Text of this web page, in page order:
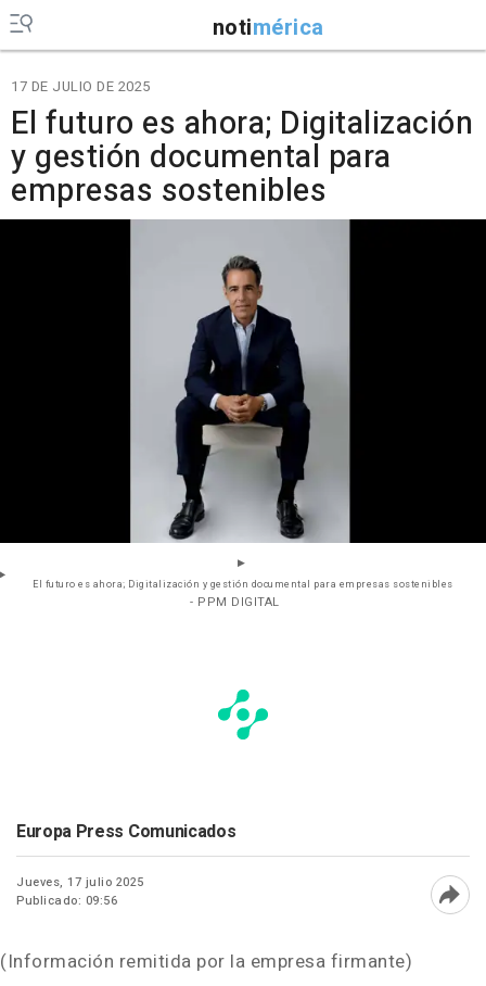
notimérica
17 DE JULIO DE 2025
El futuro es ahora; Digitalización
y gestión documental para
empresas sostenibles
El futuro es ahora; Digitalización y gestión documental para empresas sostenibles
- PPM DIGITAL
Europa Press Comunicados
Jueves, 17 julio 2025
Publicado: 09:56
(Información remitida por la empresa firmante)